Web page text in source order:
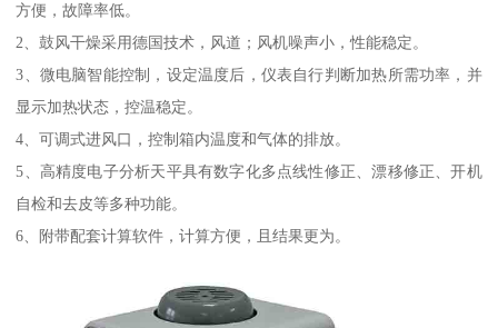
方便，故障率低。
2、鼓风干燥采用德国技术，风道；风机噪声小，性能稳定。
3、微电脑智能控制，设定温度后，仪表自行判断加热所需功率，并
显示加热状态，控温稳定。
4、可调式进风口，控制箱内温度和气体的排放。
5、高精度电子分析天平具有数字化多点线性修正、漂移修正、开机
自检和去皮等多种功能。
6、附带配套计算软件，计算方便，且结果更为。